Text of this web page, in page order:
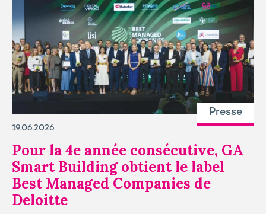
Presse
19.06.2026
Pour la 4e année consécutive, GA
Smart Building obtient le label
Best Managed Companies de
Deloitte